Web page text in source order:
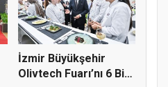
İzmir Büyükşehir
Olivtech Fuarı’nı 6 Bin